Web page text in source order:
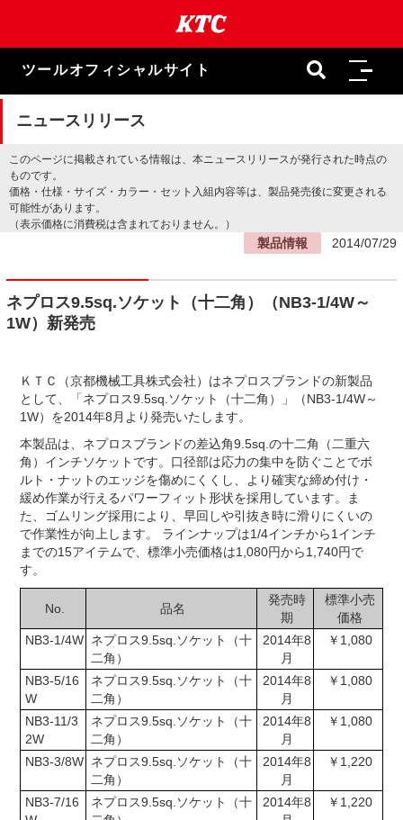
ま
キ
ツールオフィシャルサイト
ニュースリリース
このページに掲載されている情報は、本ニュースリリースが発行された時点の
ものです。
価格・仕様・サイズ・カラー・セット入組内容等は、製品発売後に変更される
可能性があります。
（表示価格に消費税は含まれておりません。）
製品情報 2014/07/29
ネプロス9.5sq.ソケット（十二角）（NB3-1/4W～
1W）新発売
ＫＴＣ（京都機械工具株式会社）はネプロスブランドの新製品
として、「ネプロス9.5sq.ソケット（十二角）」（NB3-1/4W～
1W）を2014年8月より発売いたします。
本製品は、ネプロスブランドの差込角9.5sq.の十二角（二重六
角）インチソケットです。口径部は応力の集中を防ぐことでボ
ルト・ナットのエッジを傷めにくくし、より確実な締め付け・
緩め作業が行えるパワーフィット形状を採用しています。ま
た、ゴムリング採用により、早回しや引抜き時に滑りにくいの
で作業性が向上します。 ラインナップは1/4インチから1インチ
までの15アイテムで、標準小売価格は1,080円から1,740円で
す。
No. 品名
発売時
期
標準小売
価格
NB3-1/4W ネプロス9.5sq.ソケット（十
二角）
2014年8
月
￥1,080
NB3-5/16
W
ネプロス9.5sq.ソケット（十
二角）
2014年8
月
￥1,080
NB3-11/3
2W
ネプロス9.5sq.ソケット（十
二角）
2014年8
月
￥1,080
NB3-3/8W ネプロス9.5sq.ソケット（十
二角）
2014年8
月
￥1,220
NB3-7/16
ネプロス9.5sq.ソケット（十
2014年8
￥1,220